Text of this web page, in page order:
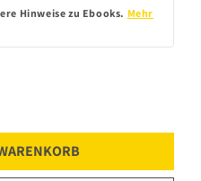
Hinweise zu Ebooks. Mehr